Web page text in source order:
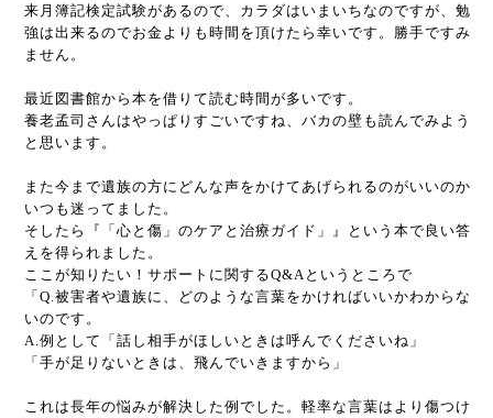
来月簿記検定試験があるので、カラダはいまいちなのですが、勉
強は出来るのでお金よりも時間を頂けたら幸いです。勝手ですみ
ません。
最近図書館から本を借りて読む時間が多いです。
養老孟司さんはやっぱりすごいですね、バカの壁も読んでみよう
と思います。
また今まで遺族の方にどんな声をかけてあげられるのがいいのか
いつも迷ってました。
そしたら『「心と傷」のケアと治療ガイド」』という本で良い答
えを得られました。
ここが知りたい！サポートに関するQ&Aというところで
「Q.被害者や遺族に、どのような言葉をかければいいかわからな
いのです。
A.例として「話し相手がほしいときは呼んでくださいね」
「手が足りないときは、飛んでいきますから」
これは長年の悩みが解決した例でした。軽率な言葉はより傷つけ